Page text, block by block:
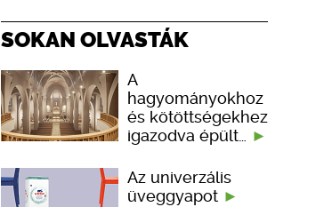
SOKAN OLVASTÁK
A
hagyományokhoz
és kötöttségekhez
igazodva épült…
Az univerzális
üveggyapot